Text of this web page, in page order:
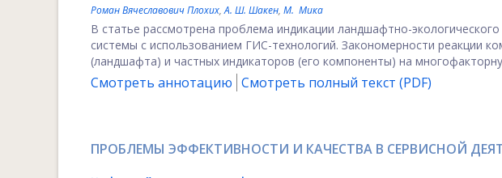
Роман Вячеславович Плохих,А. Ш. Шакен, М. Мика
В статье рассмотрена проблема индикации ландшафтно-
системы с использованием ГИС-технологий. Закономерности реакции
(ландшафта) и частных индикаторов (его компоненты) на
Смотреть аннотацию Смотреть полный текст (PDF)
ПРОБЛЕМЫ ЭФФЕКТИВНОСТИ И КАЧЕСТВА В СЕРВИСНОЙ